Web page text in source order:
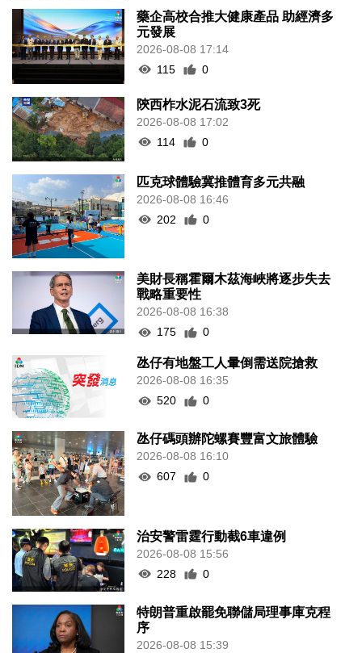
藥企高校合推大健康產品 助經濟多
元發展
2026-08-08 17:14
115
0
陝西柞水泥石流致3死
2026-08-08 17:02
114
0
匹克球體驗冀推體育多元共融
2026-08-08 16:46
202
0
美財長稱霍爾木茲海峽將逐步失去
戰略重要性
2026-08-08 16:38
175
0
氹仔有地盤工人暈倒需送院搶救
2026-08-08 16:35
520
0
氹仔碼頭辦陀螺賽豐富文旅體驗
2026-08-08 16:10
607
0
治安警雷霆行動截6車違例
2026-08-08 15:56
228
0
特朗普重啟罷免聯儲局理事庫克程
序
2026-08-08 15:39